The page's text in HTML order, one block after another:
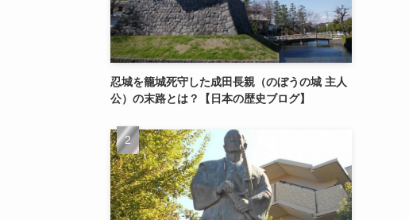
忍城を籠城死守した成田長親（のぼうの城 主人
公）の末路とは？【日本の歴史ブログ】